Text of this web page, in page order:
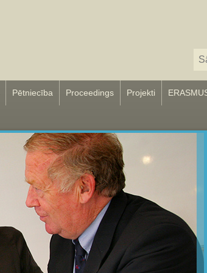
Pētniecība Proceedings Projekti